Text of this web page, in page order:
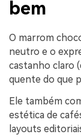
bem
O marrom
neutro e o
castanho claro
quente do que
Ele também
estética de
layouts